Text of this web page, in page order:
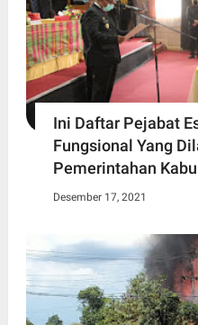
Ini Daftar Pejabat
Fungsional Yang
Pemerintahan
Desember 17, 2021